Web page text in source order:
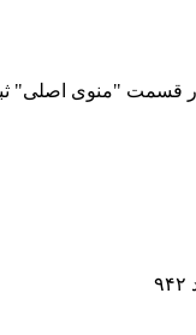
قسمت "منوی اصلی"